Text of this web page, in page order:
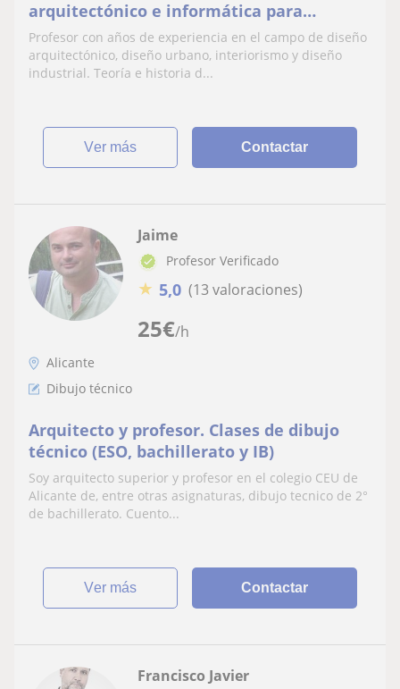
arquitectónico e informática para
arquitectos
Profesor con años de experiencia en el campo de diseño
arquitectónico, diseño urbano, interiorismo y diseño
industrial. Teoría e historia d...
ver más Contactar
25€/h
Jaime
Profesor Verificado
★ 5,0 (13 valoraciones)
Alicante
Dibujo técnico
Arquitecto y profesor. Clases de dibujo
técnico (ESO, bachillerato y IB)
Soy arquitecto superior y profesor en el colegio CEU de
Alicante de, entre otras asignaturas, dibujo tecnico de 2°
de bachillerato. Cuento...
ver más Contactar
Francisco Javier